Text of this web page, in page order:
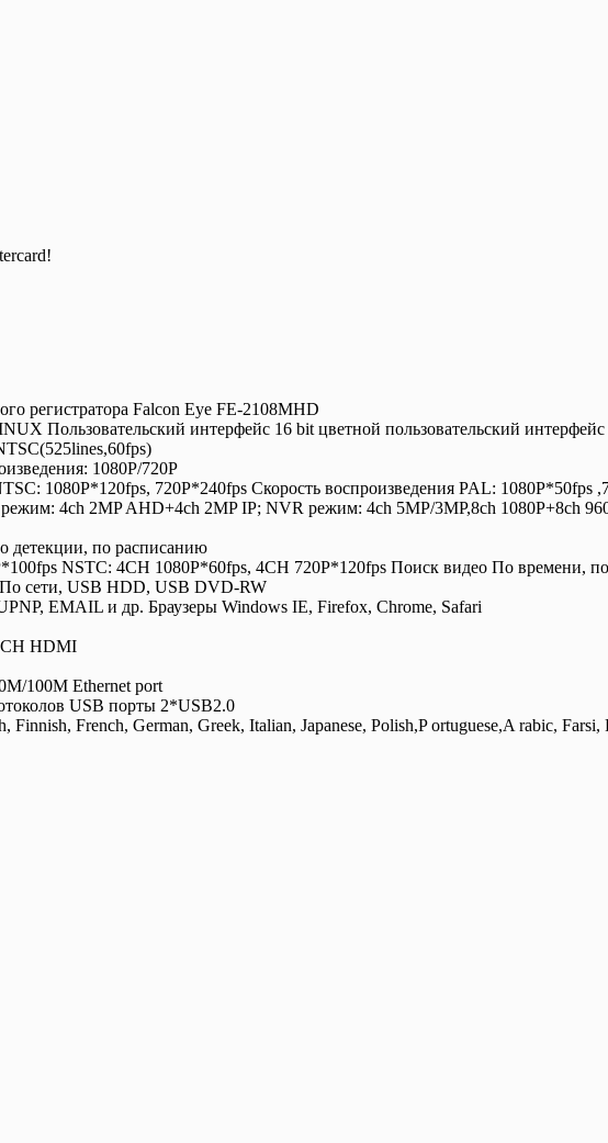
регистратора Falcon Eye FE-2108MHD
Пользовательский интерфейс 16 bit цветной пользовательский
1080P/720P
1080P*120fps, 720P*240fps Скорость воспроизведения PAL: 1080P*50fps
4ch 2MP AHD+4ch 2MP IP; NVR режим: 4ch 5MP/3MP,8ch 1080P+8ch
детекции, по расписанию
NSTC: 4CH 1080P*60fps, 4CH 720P*120fps Поиск видео По времени,
сети, USB HDD, USB DVD-RW
EMAIL и др. Браузеры Windows IE, Firefox, Chrome, Safari
HDMI
100M Ethernet port
USB порты 2*USB2.0
French, German, Greek, Italian, Japanese, Polish,P ortuguese,A rabic,